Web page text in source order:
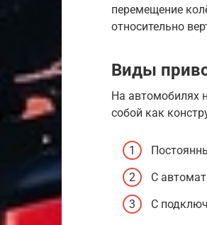
перемещение
относительно
Виды
На автомобилях
собой как
С
С